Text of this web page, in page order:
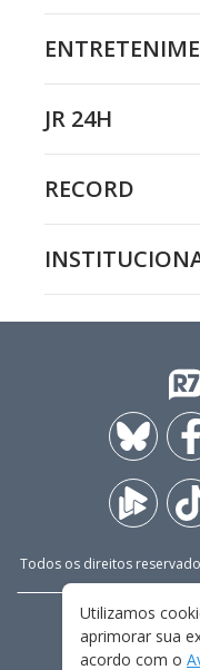
JR 24H
RECORD
Todos os direitos
Utilizamos
aprimorar sua
acordo com o